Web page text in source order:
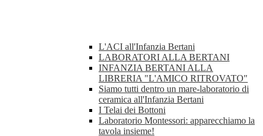
L'ACI all'Infanzia Bertani
LABORATORI ALLA BERTANI
INFANZIA BERTANI ALLA
LIBRERIA "L'AMICO RITROVATO"
Siamo tutti dentro un mare-laboratorio di
ceramica all'Infanzia Bertani
I Telai dei Bottoni
Laboratorio Montessori: apparecchiamo la
tavola insieme!